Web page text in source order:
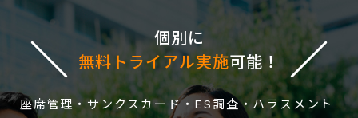
個別に
無料トライアル実施可能！
座席管理・サンクスカード・ES調査・ハラスメント